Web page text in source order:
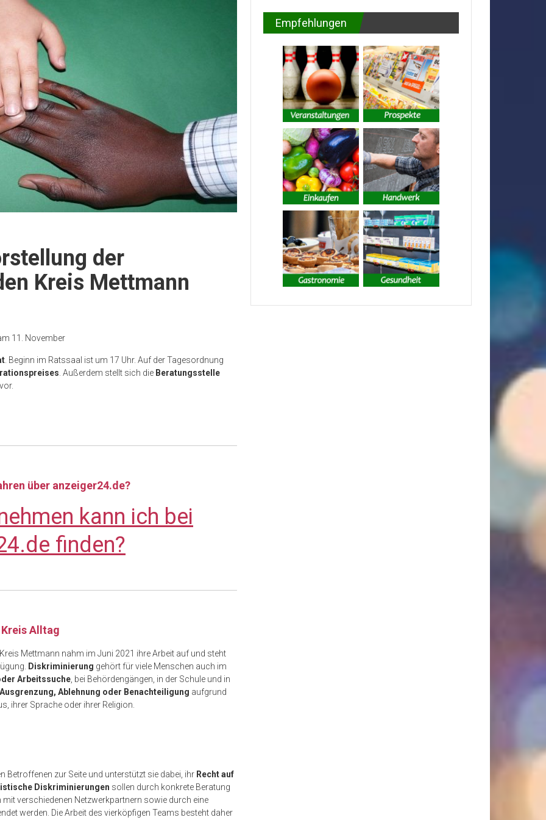
der
Kreis Mettmann
11. November
. Beginn im Ratssaal ist um 17 Uhr. Auf der Tagesordnung
. Außerdem stellt sich die Beratungsstelle
über anzeiger24.de?
kann ich bei
finden?
Alltag
Mettmann nahm im Juni 2021 ihre Arbeit auf und steht
Diskriminierung gehört für viele Menschen auch im
Arbeitssuche , bei Behördengängen, in der Schule und in
Ausgrenzung, Ablehnung oder Benachteiligung aufgrund
ihrer Sprache oder ihrer Religion.
Betroffenen zur Seite und unterstützt sie dabei, ihr Recht auf
Diskriminierungen sollen durch konkrete Beratung
verschiedenen Netzwerkpartnern sowie durch eine
werden. Die Arbeit des vierköpfigen Teams besteht daher
Empfehlungen